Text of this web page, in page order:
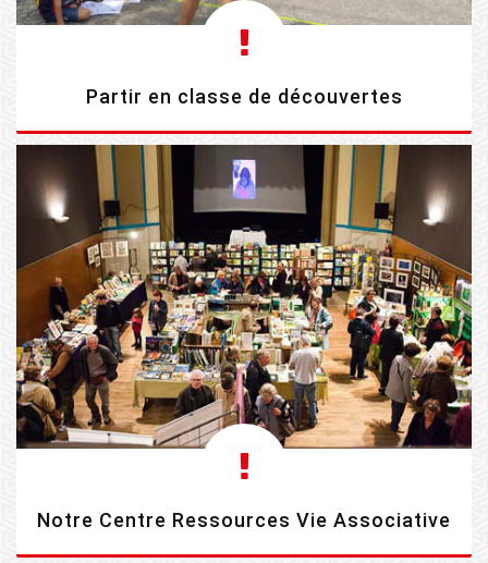
Partir en classe de découvertes
EN SAVOIR PLUS
Notre Centre Ressources Vie Associative